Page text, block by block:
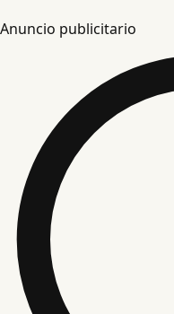
Anuncio publicitario